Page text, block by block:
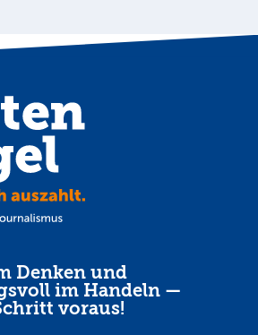
Denken und
im Handeln —
voraus!